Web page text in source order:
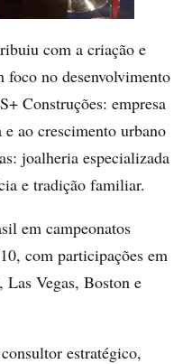
com a criação e
foco no desenvolvimento
Construções: empresa
ao crescimento urbano
joalheria especializada
e tradição familiar.
em campeonatos
com participações em
Vegas, Boston e
estratégico,